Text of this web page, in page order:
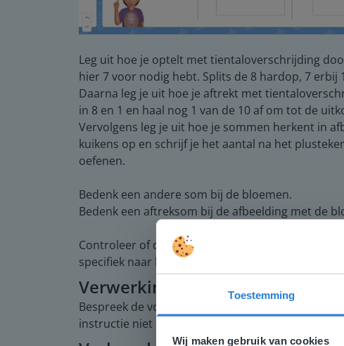
Toestemming
Wij maken gebruik van cookies
Leg uit hoe je optelt met tientaloverschrijding
hier 7 voor nodig hebt. Splits de 8 hardop, 7
Daarna leg je uit hoe je aftrekt met
in 8 en 1 en haal nog 1 van de 10 af om tot de
Vervolgens leg je uit hoe je sommen herkent in
kuikens op en schrijf je het aantal na het
oefenen.
Bedenk een andere som bij de bloemen.
Bedenk een aftreksom bij de afbeelding met de
Controleer of de leerlingen begrijpen wat
specifiek naar hoe de leerlingen
Verwerking
Bespreek de voorbeeldopgaven om de
instructie niet hoeven te volgen, gaan zelfstandig
Deze
Gezien je